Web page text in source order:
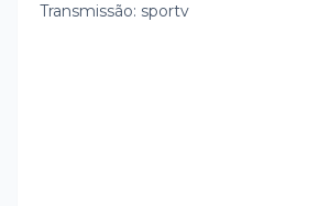
Transmissão: sportv